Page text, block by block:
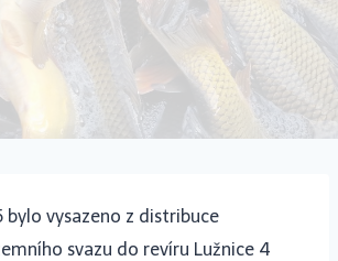
bylo vysazeno z distribuce
svazu do revíru Lužnice 4